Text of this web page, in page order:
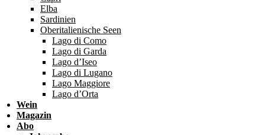
Elba
Sardinien
Oberitalienische Seen
Lago di Como
Lago di Garda
Lago d’Iseo
Lago di Lugano
Lago Maggiore
Lago d’Orta
Wein
Magazin
Abo